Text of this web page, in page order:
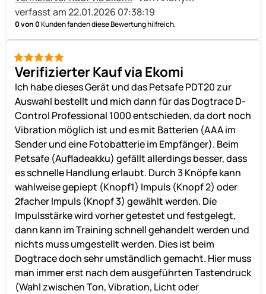
verfasst am 22.01.2026 07:38:19
0 von 0Kunden fanden diese Bewertung hilfreich.
5 von 5
Verifizierter Kauf via Ekomi
Ich habe dieses Gerät und das Petsafe PDT20 zur
Auswahl bestellt und mich dann für das Dogtrace D-
Control Professional 1000 entschieden, da dort noch
Vibration möglich ist und es mit Batterien (AAA im
Sender und eine Fotobatterie im Empfänger). Beim
Petsafe (Aufladeakku) gefällt allerdings besser, dass
es schnelle Handlung erlaubt. Durch 3 Knöpfe kann
wahlweise gepiept (Knopf1) Impuls (Knopf 2) oder
2facher Impuls (Knopf 3) gewählt werden. Die
Impulsstärke wird vorher getestet und festgelegt,
dann kann im Training schnell gehandelt werden und
nichts muss umgestellt werden. Dies ist beim
Dogtrace doch sehr umständlich gemacht. Hier muss
man immer erst nach dem ausgeführten Tastendruck
(Wahl zwischen Ton, Vibration, Licht oder